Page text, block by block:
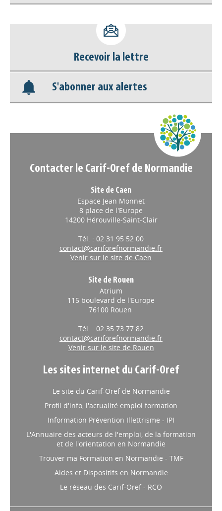
déconnecter)
Base documentaire
Nos veilles Scoop.it
Recevoir la lettre
S'abonner aux alertes
Contacter le Carif-Oref de Normandie
Site de Caen
Espace Jean Monnet
8 place de l'Europe
14200 Hérouville-Saint-Clair
Tél. : 02 31 95 52 00
contact@cariforefnormandie.fr
Venir sur le site de Caen
Site de Rouen
Atrium
115 boulevard de l'Europe
76100 Rouen
Tél. : 02 35 73 77 82
contact@cariforefnormandie.fr
Venir sur le site de Rouen
Les sites internet du Carif-Oref
Le site du Carif-Oref de Normandie
Profil d'info, l'actualité emploi formation
Information Prévention Illettrisme - IPI
L'Annuaire des acteurs de l'emploi, de la formation
et de l'orientation en Normandie
Trouver ma Formation en Normandie - TMF
Aides et Dispositifs en Normandie
Le réseau des Carif-Oref - RCO